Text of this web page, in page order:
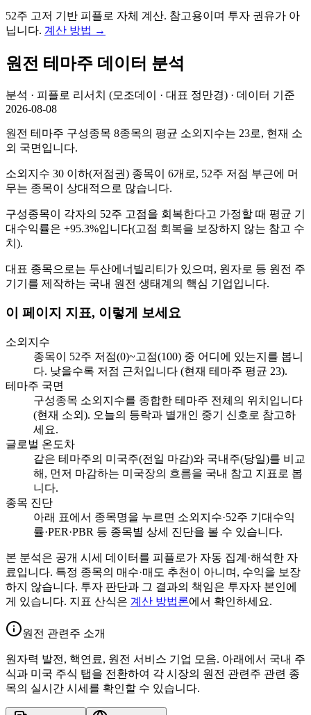
52주 고저 기반 피플로 자체 계산. 참고용이며 투자 권유가 아
닙니다. 계산 방법 →
원전 테마주 데이터 분석
분석 · 피플로 리서치 (모조데이 · 대표 정만경) · 데이터 기준
2026-08-08
원전 테마주 구성종목 8종목의 평균 소외지수는 23로, 현재 소
외 국면입니다.
소외지수 30 이하(저점권) 종목이 6개로, 52주 저점 부근에 머
무는 종목이 상대적으로 많습니다.
구성종목이 각자의 52주 고점을 회복한다고 가정할 때 평균 기
대수익률은 +95.3%입니다(고점 회복을 보장하지 않는 참고 수
치).
대표 종목으로는 두산에너빌리티가 있으며, 원자로 등 원전 주
기기를 제작하는 국내 원전 생태계의 핵심 기업입니다.
이 페이지 지표, 이렇게 보세요
소외지수
종목이 52주 저점(0)~고점(100) 중 어디에 있는지를 봅니
다. 낮을수록 저점 근처입니다 (현재 테마주 평균 23).
테마주 국면
구성종목 소외지수를 종합한 테마주 전체의 위치입니다
(현재 소외). 오늘의 등락과 별개인 중기 신호로 참고하
세요.
글로벌 온도차
같은 테마주의 미국주(전일 마감)와 국내주(당일)를 비교
해, 먼저 마감하는 미국장의 흐름을 국내 참고 지표로 봅
니다.
종목 진단
아래 표에서 종목명을 누르면 소외지수·52주 기대수익
률·PER·PBR 등 종목별 상세 진단을 볼 수 있습니다.
본 분석은 공개 시세 데이터를 피플로가 자동 집계·해석한 자
료입니다. 특정 종목의 매수·매도 추천이 아니며, 수익을 보장
하지 않습니다. 투자 판단과 그 결과의 책임은 투자자 본인에
게 있습니다. 지표 산식은 계산 방법론에서 확인하세요.
원전 관련주 소개
원자력 발전, 핵연료, 원전 서비스 기업 모음. 아래에서 국내 주
식과 미국 주식 탭을 전환하여 각 시장의 원전 관련주 관련 종
목의 실시간 시세를 확인할 수 있습니다.